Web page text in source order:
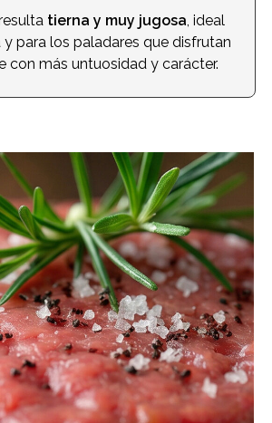
tierna y muy jugosa, ideal
y para los paladares que disfrutan
con más untuosidad y carácter.